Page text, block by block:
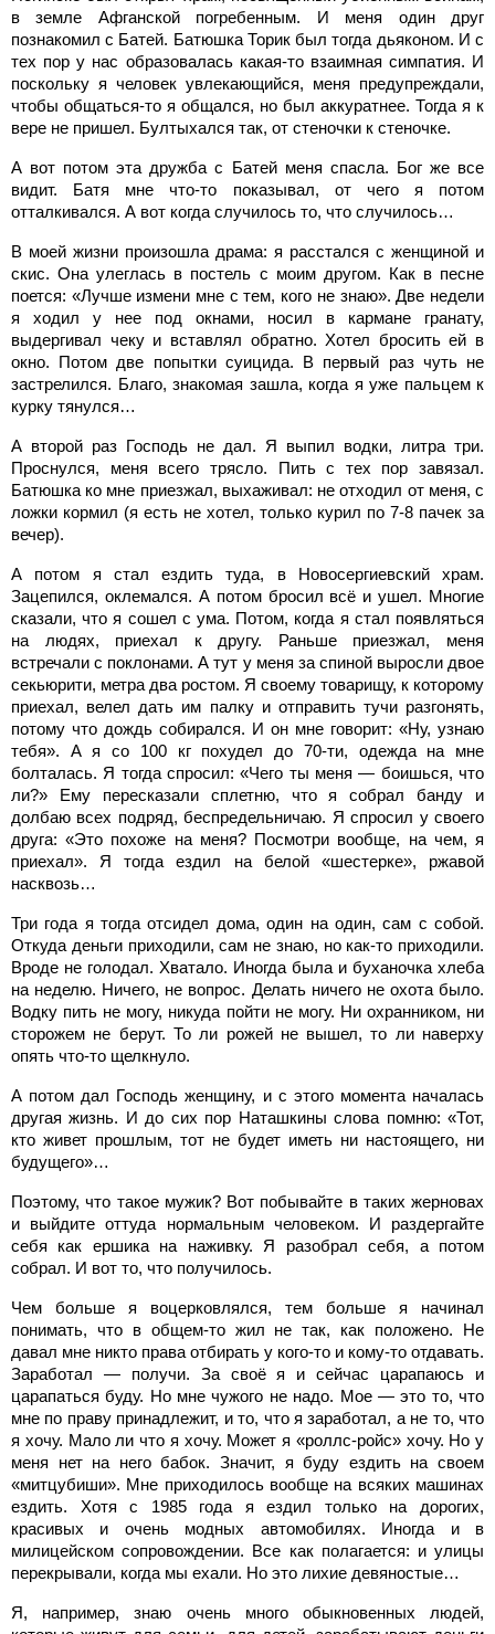
в земле Афганской погребенным. И меня один друг
познакомил с Батей. Батюшка Торик был тогда дьяконом. И с
тех пор у нас образовалась какая-то взаимная симпатия. И
поскольку я человек увлекающийся, меня предупреждали,
чтобы общаться-то я общался, но был аккуратнее. Тогда я к
вере не пришел. Бултыхался так, от стеночки к стеночке.
А вот потом эта дружба с Батей меня спасла. Бог же все
видит. Батя мне что-то показывал, от чего я потом
отталкивался. А вот когда случилось то, что случилось…
В моей жизни произошла драма: я расстался с женщиной и
скис. Она улеглась в постель с моим другом. Как в песне
поется: «Лучше измени мне с тем, кого не знаю». Две недели
я ходил у нее под окнами, носил в кармане гранату,
выдергивал чеку и вставлял обратно. Хотел бросить ей в
окно. Потом две попытки суицида. В первый раз чуть не
застрелился. Благо, знакомая зашла, когда я уже пальцем к
курку тянулся…
А второй раз Господь не дал. Я выпил водки, литра три.
Проснулся, меня всего трясло. Пить с тех пор завязал.
Батюшка ко мне приезжал, выхаживал: не отходил от меня, с
ложки кормил (я есть не хотел, только курил по 7-8 пачек за
вечер).
А потом я стал ездить туда, в Новосергиевский храм.
Зацепился, оклемался. А потом бросил всё и ушел. Многие
сказали, что я сошел с ума. Потом, когда я стал появляться
на людях, приехал к другу. Раньше приезжал, меня
встречали с поклонами. А тут у меня за спиной выросли двое
секьюрити, метра два ростом. Я своему товарищу, к которому
приехал, велел дать им палку и отправить тучи разгонять,
потому что дождь собирался. И он мне говорит: «Ну, узнаю
тебя». А я со 100 кг похудел до 70-ти, одежда на мне
болталась. Я тогда спросил: «Чего ты меня — боишься, что
ли?» Ему пересказали сплетню, что я собрал банду и
долбаю всех подряд, беспредельничаю. Я спросил у своего
друга: «Это похоже на меня? Посмотри вообще, на чем, я
приехал». Я тогда ездил на белой «шестерке», ржавой
насквозь…
Три года я тогда отсидел дома, один на один, сам с собой.
Откуда деньги приходили, сам не знаю, но как-то приходили.
Вроде не голодал. Хватало. Иногда была и буханочка хлеба
на неделю. Ничего, не вопрос. Делать ничего не охота было.
Водку пить не могу, никуда пойти не могу. Ни охранником, ни
сторожем не берут. То ли рожей не вышел, то ли наверху
опять что-то щелкнуло.
А потом дал Господь женщину, и с этого момента началась
другая жизнь. И до сих пор Наташкины слова помню: «Тот,
кто живет прошлым, тот не будет иметь ни настоящего, ни
будущего»…
Поэтому, что такое мужик? Вот побывайте в таких жерновах
и выйдите оттуда нормальным человеком. И раздергайте
себя как ершика на наживку. Я разобрал себя, а потом
собрал. И вот то, что получилось.
Чем больше я воцерковлялся, тем больше я начинал
понимать, что в общем-то жил не так, как положено. Не
давал мне никто права отбирать у кого-то и кому-то отдавать.
Заработал — получи. За своё я и сейчас царапаюсь и
царапаться буду. Но мне чужого не надо. Мое — это то, что
мне по праву принадлежит, и то, что я заработал, а не то, что
я хочу. Мало ли что я хочу. Может я «роллс-ройс» хочу. Но у
меня нет на него бабок. Значит, я буду ездить на своем
«митцубиши». Мне приходилось вообще на всяких машинах
ездить. Хотя с 1985 года я ездил только на дорогих,
красивых и очень модных автомобилях. Иногда и в
милицейском сопровождении. Все как полагается: и улицы
перекрывали, когда мы ехали. Но это лихие девяностые…
Я, например, знаю очень много обыкновенных людей,